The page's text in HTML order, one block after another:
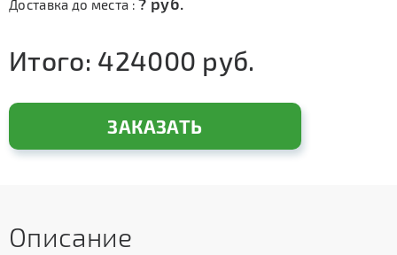
Доставка до места :
Итого: 424000 руб.
ЗАКАЗАТЬ
Описание